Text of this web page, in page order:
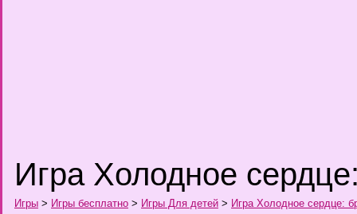
Игра Холодное
Игры > Игры бесплатно > Игры Для детей > Игра Холодное сердце: